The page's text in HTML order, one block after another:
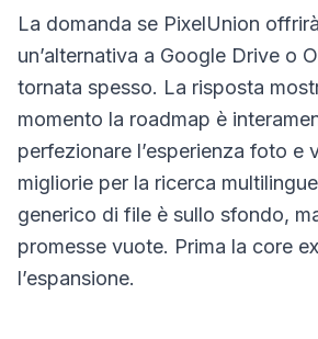
La domanda se PixelUnion
un’alternativa a Google Drive o
tornata spesso. La risposta
momento la roadmap è
perfezionare l’esperienza foto e
migliorie per la ricerca
generico di file è sullo sfondo,
promesse vuote. Prima la core
l’espansione.